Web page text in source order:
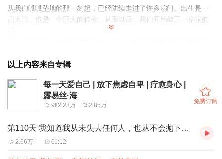
从我们呱呱坠地的那一刻起，已经陆续走进了许多扇门。出生是一
扇大门，也是一个巨大的转变，从那以后，我们开始敲开一扇扇的
力与才华，拥有所需要的所有爱。生命在这里支持我们，照顾我
各种门不断地打开、关上，只要我们专注在自己身上， 不论穿越哪
一扇门，平安永远与我们同在。即使我们穿越的是这个世界的最后
一扇门，那也不是终点，而是另一趟新冒险的起点。改变永远都不
今天是崭新的一天，
会有许多美好的新体验。
以上内容来自专辑
每一天爱自己 | 放下焦虑自卑 | 疗愈身心 |
露易丝·海
982.23万 2.85万
免费订阅
第110天 我知道我从未失去任何人，也从不会抛下任何人
2.66万 01:12